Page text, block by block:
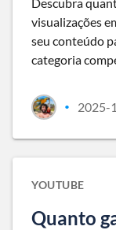
visualizações
seu conteúdo
categoria
• 2025-
YOUTUBE
Quanto